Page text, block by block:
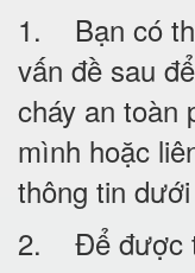
1. Bạn có
vấn đề sau
cháy an toàn
mình hoặc
thông tin
2. Để được